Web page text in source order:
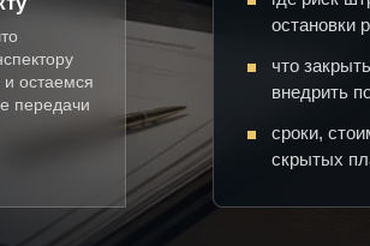
и остаемся
передачи
остановки
что
внедрить
сроки,
скрытых